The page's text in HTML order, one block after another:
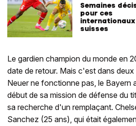
Semaines
pour ces
internationaux
suisses
Le gardien champion du monde en
date de retour. Mais c'est dans
Neuer ne fonctionne pas, le Bayern
début de sa mission de défense du
sa recherche d'un remplaçant.
Sanchez (25 ans), qui était